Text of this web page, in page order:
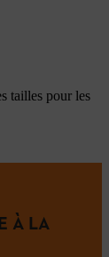
tailles pour les
À LA